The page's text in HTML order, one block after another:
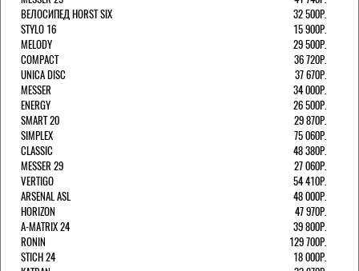
ВЕЛОСИПЕД HORST SIX
32 500Р.
STYLO 16
15 900Р.
MELODY
29 500Р.
COMPACT
36 720Р.
UNICA DISC
37 670Р.
MESSER
34 000Р.
ENERGY
26 500Р.
SMART 20
29 870Р.
SIMPLEX
75 060Р.
CLASSIC
48 380Р.
MESSER 29
27 060Р.
VERTIGO
54 410Р.
ARSENAL ASL
48 000Р.
HORIZON
47 970Р.
A-MATRIX 24
39 800Р.
RONIN
129 700Р.
STICH 24
18 000Р.